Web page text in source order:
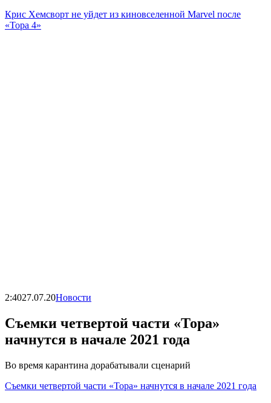
Крис Хемсворт не уйдет из киновселенной Marvel после
«Тора 4»
2:4027.07.20Новости
Съемки четвертой части «Тора»
начнутся в начале 2021 года
Во время карантина дорабатывали сценарий
Съемки четвертой части «Тора» начнутся в начале 2021 года